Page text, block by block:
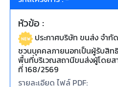
หัวข้อ :
ประกาศบริษัท ขนส่ง จำกั
ชวนบุคคลภายนอกเป็นผู้รับสิท
พื้นที่บริเวณสถานีขนส่งผู้โดยส
ที่ 168/2569
รายละเอียด ไฟล์ PDF: